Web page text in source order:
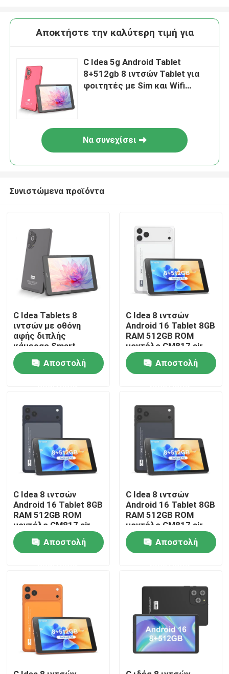
Αρχική Σελίδα
Προϊόντα
Βίντεο
Εμφάνιση VR
Σχετικά με εμάς
Γύρος εργοστασίων
επαφή
Νέα
Ζητήστε ένα απόσπασμα
Αποκτήστε την καλύτερη τιμή για
C Idea 5g Android Tablet
8+512gb 8 ιντσών Tablet για
φοιτητές με Sim και Wifi
Να συνεχίσει
Συνιστώμενα προϊόντα
C Idea Tablets 8
ιντσών με οθόνη
αφής διπλής
κάμερας Smart
Tablet Pc CM828
Αποστολή
C Idea 8 ιντσών
Android 16 Tablet 8GB
RAM 512GB ROM
μοντέλο CM817 air
Αποστολή
C Idea 8 ιντσών
Android 16 Tablet 8GB
RAM 512GB ROM
μοντέλο CM817 air
Αποστολή
C Idea 8 ιντσών
Android 16 Tablet 8GB
RAM 512GB ROM
μοντέλο CM817 air
Αποστολή